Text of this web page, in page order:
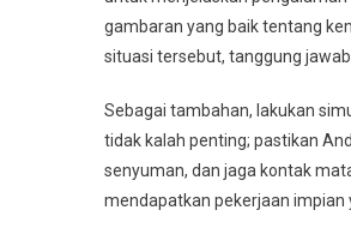
gambaran yang baik tentang
situasi tersebut, tanggung
Sebagai tambahan, lakukan
tidak kalah penting; pastikan
senyuman, dan jaga kontak
mendapatkan pekerjaan impian